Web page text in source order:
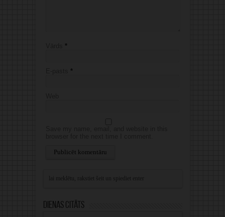
*
*
Dienas citāts